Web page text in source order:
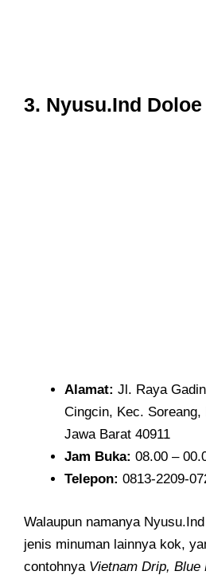
3. Nyusu.Ind Doloe
Alamat: Jl. Raya
Cingcin, Kec. Soreang,
Jawa Barat 40911
Jam Buka: 08.00 –
Telepon: 0813-2209-
Walaupun namanya
jenis minuman lainnya kok,
contohnya Vietnam Drip, Blue